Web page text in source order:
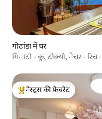
गोटांडा में घर
मिनाटो - कु, टोक्यो, नेचर - रिच
गेस्ट्स का टॉप फ़ेवरेट
गेस्ट्स की फ़ेवरेट